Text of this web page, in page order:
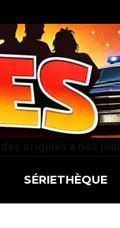
SÉRIETHÈQUE